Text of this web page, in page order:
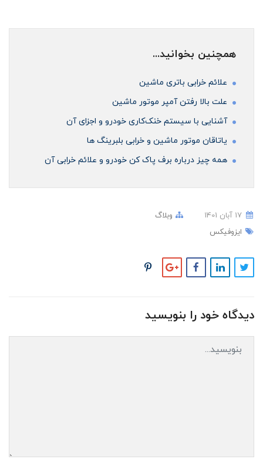
همچنین بخوانید...
علائم خرابی باتری ماشین
علت بالا رفتن آمپر موتور ماشین
آشنایی با سیستم خنک‌کاری خودرو و اجزای آن
ياتاقان موتور ماشین و خرابی بلبرینگ ها
همه چیز درباره برف پاک کن خودرو و علائم خرابی آن
وبلاگ
ایزوفیکس
دیدگاه خود را بنویسید